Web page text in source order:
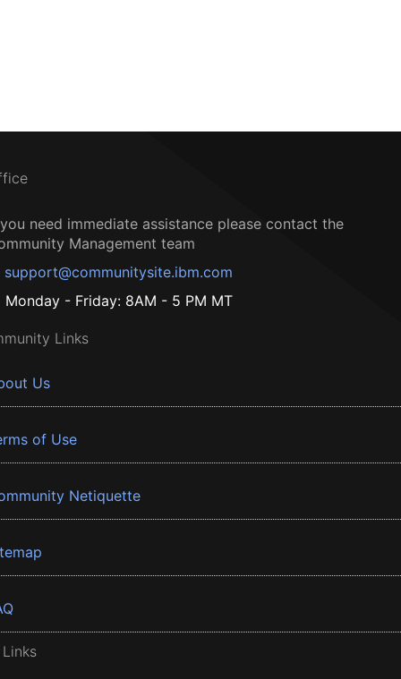
need immediate assistance please contact the
Management team
support@communitysite.ibm.com
Monday - Friday: 8AM - 5 PM MT
Links
Us
of Use
Netiquette